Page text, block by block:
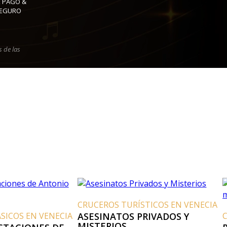
de las
EN VENECIA
CRUCEROS TURÍSTICOS EN VENECIA
ASESINATOS PRIVADOS Y